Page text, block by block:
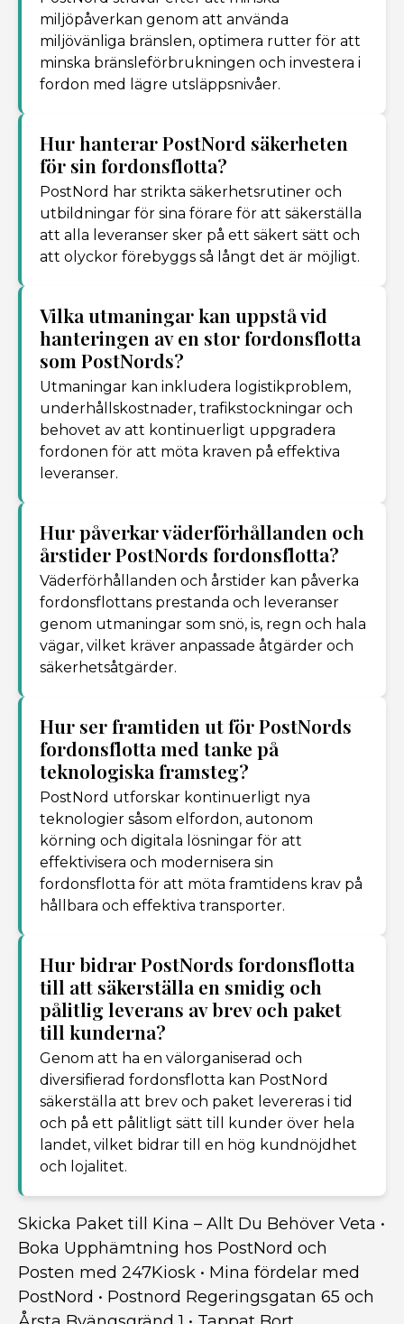
miljöpåverkan genom att använda
miljövänliga bränslen, optimera rutter för att
minska bränsleförbrukningen och investera i
fordon med lägre utsläppsnivåer.
Hur hanterar PostNord säkerheten
för sin fordonsflotta?
PostNord har strikta säkerhetsrutiner och
utbildningar för sina förare för att säkerställa
att alla leveranser sker på ett säkert sätt och
att olyckor förebyggs så långt det är möjligt.
Vilka utmaningar kan uppstå vid
hanteringen av en stor fordonsflotta
som PostNords?
Utmaningar kan inkludera logistikproblem,
underhållskostnader, trafikstockningar och
behovet av att kontinuerligt uppgradera
fordonen för att möta kraven på effektiva
leveranser.
Hur påverkar väderförhållanden och
årstider PostNords fordonsflotta?
Väderförhållanden och årstider kan påverka
fordonsflottans prestanda och leveranser
genom utmaningar som snö, is, regn och hala
vägar, vilket kräver anpassade åtgärder och
säkerhetsåtgärder.
Hur ser framtiden ut för PostNords
fordonsflotta med tanke på
teknologiska framsteg?
PostNord utforskar kontinuerligt nya
teknologier såsom elfordon, autonom
körning och digitala lösningar för att
effektivisera och modernisera sin
fordonsflotta för att möta framtidens krav på
hållbara och effektiva transporter.
Hur bidrar PostNords fordonsflotta
till att säkerställa en smidig och
pålitlig leverans av brev och paket
till kunderna?
Genom att ha en välorganiserad och
diversifierad fordonsflotta kan PostNord
säkerställa att brev och paket levereras i tid
och på ett pålitligt sätt till kunder över hela
landet, vilket bidrar till en hög kundnöjdhet
och lojalitet.
Skicka Paket till Kina – Allt Du Behöver Veta •
Boka Upphämtning hos PostNord och
Posten med 247Kiosk • Mina fördelar med
PostNord • Postnord Regeringsgatan 65 och